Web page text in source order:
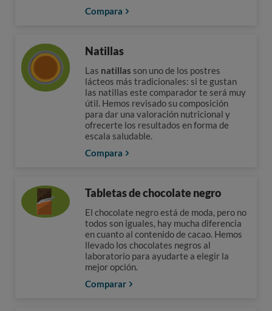
Compara
Natillas
Las natillas son uno de los postres
lácteos más tradicionales: si te gustan
las natillas este comparador te será muy
útil. Hemos revisado su composición
para dar una valoración nutricional y
ofrecerte los resultados en forma de
escala saludable.
Compara
Tabletas de chocolate negro
El chocolate negro está de moda, pero no
todos son iguales, hay mucha diferencia
en cuanto al contenido de cacao. Hemos
llevado los chocolates negros al
laboratorio para ayudarte a elegir la
mejor opción.
Comparar